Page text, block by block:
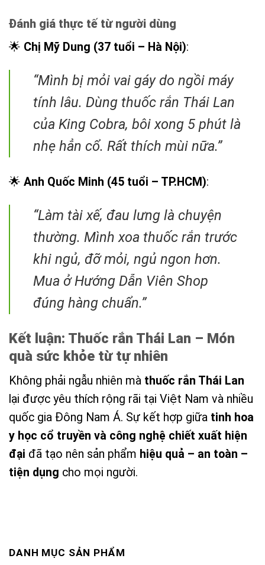
Đánh giá thực tế từ người dùng
🌟 Chị Mỹ Dung (37 tuổi – Hà Nội):
“Mình bị mỏi vai gáy do ngồi máy
tính lâu. Dùng thuốc rắn Thái Lan
của King Cobra, bôi xong 5 phút là
nhẹ hẳn cổ. Rất thích mùi nữa.”
🌟 Anh Quốc Minh (45 tuổi – TP.HCM):
“Làm tài xế, đau lưng là chuyện
thường. Mình xoa thuốc rắn trước
khi ngủ, đỡ mỏi, ngủ ngon hơn.
Mua ở Hướng Dẫn Viên Shop
đúng hàng chuẩn.”
Kết luận: Thuốc rắn Thái Lan – Món
quà sức khỏe từ tự nhiên
Không phải ngẫu nhiên mà thuốc rắn Thái Lan
lại được yêu thích rộng rãi tại Việt Nam và nhiều
quốc gia Đông Nam Á. Sự kết hợp giữa tinh hoa
y học cổ truyền và công nghệ chiết xuất hiện
đại đã tạo nên sản phẩm hiệu quả – an toàn –
tiện dụng cho mọi người.
DANH MỤC SẢN PHẨM